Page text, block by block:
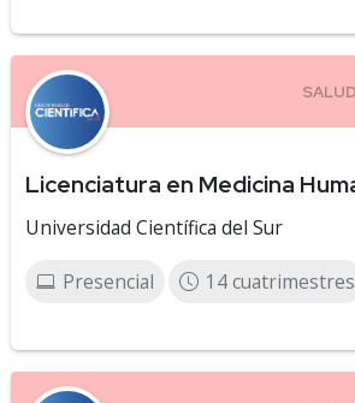
Licenciatura en Medicina
Universidad Científica del Sur
Presencial 14 cuatrimestres